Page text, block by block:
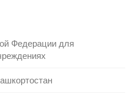
Федерации для